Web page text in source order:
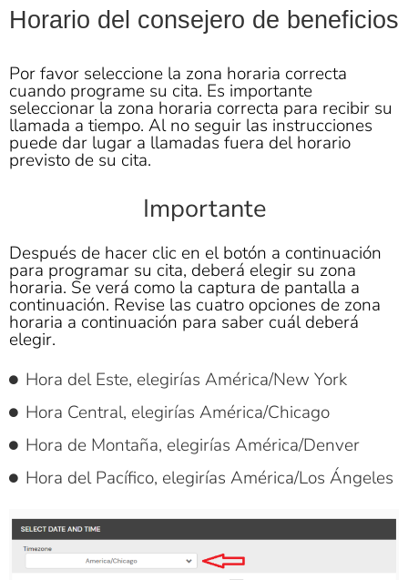
Horario del consejero de beneficios
Por favor seleccione la zona horaria correcta
cuando programe su cita. Es importante
seleccionar la zona horaria correcta para recibir su
llamada a tiempo. Al no seguir las instrucciones
puede dar lugar a llamadas fuera del horario
previsto de su cita.
Importante
Después de hacer clic en el botón a continuación
para programar su cita, deberá elegir su zona
horaria. Se verá como la captura de pantalla a
continuación. Revise las cuatro opciones de zona
horaria a continuación para saber cuál deberá
elegir.
Hora del Este, elegirías América/New York
Hora Central, elegirías América/Chicago
Hora de Montaña, elegirías América/Denver
Hora del Pacífico, elegirías América/Los Ángeles